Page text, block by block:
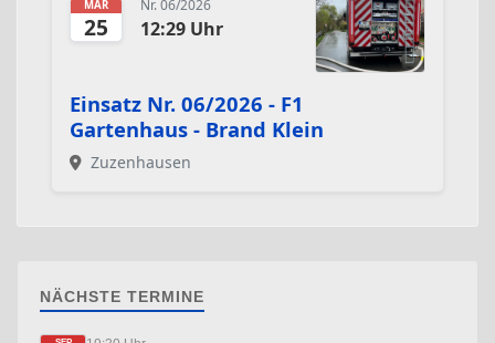
MÄR
25
Nr. 06/2026
12:29 Uhr
Einsatz Nr. 06/2026 - F1
Gartenhaus - Brand Klein
Zuzenhausen
NÄCHSTE TERMINE